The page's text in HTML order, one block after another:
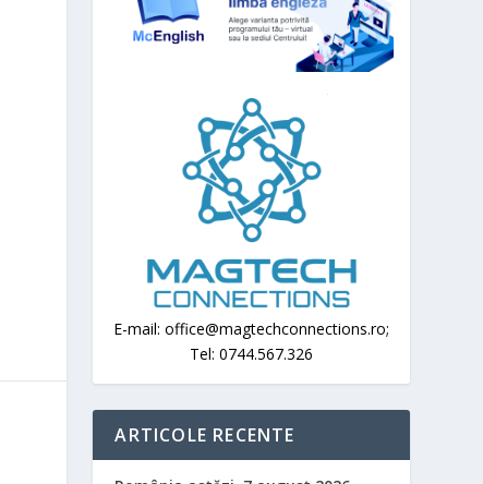
E-mail: office@magtechconnections.ro;
Tel: 0744.567.326
ARTICOLE RECENTE